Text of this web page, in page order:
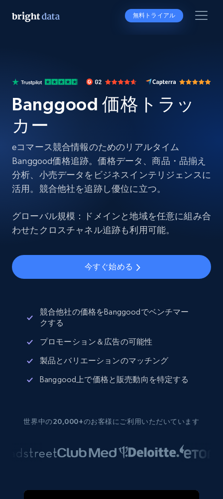
無料トライアル
Banggood 価格トラッ
カー
eコマース競合情報のためのリアルタイム
Banggood価格追跡。価格データ、商品・品揃え
分析、小売データをビジネスインテリジェンスに
活用。競合他社を追跡し優位に立つ。
グローバル規模：ドメインと地域を任意に組み合
わせたクロスチャネル追跡も利用可能。
今すぐ始める
競合他社の価格をBanggoodでベンチマー
クする
プロモーション＆広告の可能性
製品とバリエーションのマッチング
Banggood上で価格と販売動向を特定する
世界中の20,000+のお客様にご利用いただいています